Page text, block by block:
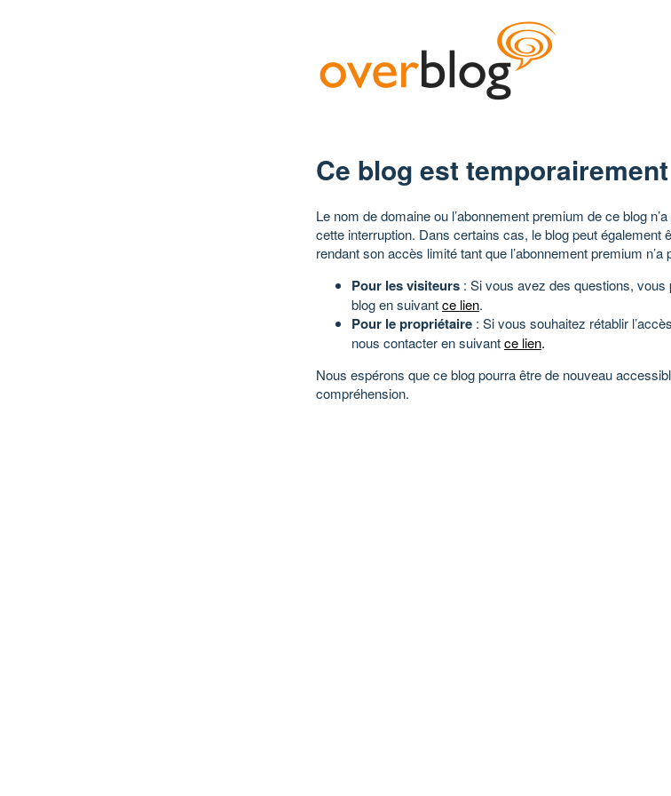
Ce blog est
Le nom de domaine ou l’abonnement premium de ce blog
cette interruption. Dans certains cas, le blog peut également
rendant son accès limité tant que l’abonnement premium n’a
Pour les visiteurs : Si vous avez des questions,
blog en suivantce lien.
Pour le propriétaire : Si vous souhaitez rétablir
nous contacter en suivantce lien.
Nous espérons que ce blog pourra être de nouveau
compréhension.